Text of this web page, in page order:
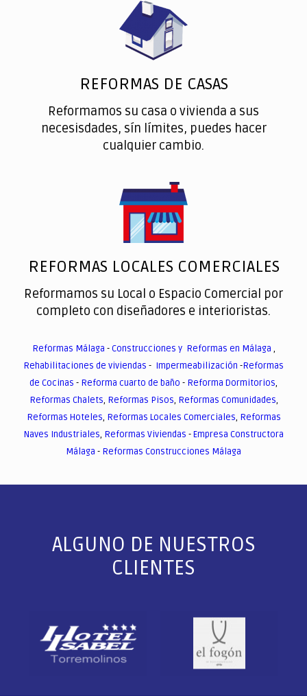
REFORMAS DE CASAS
Reformamos su casa o vivienda a sus
necesisdades, sín límites, puedes hacer
cualquier cambio.
REFORMAS LOCALES COMERCIALES
Reformamos su Local o Espacio Comercial por
completo con diseñadores e interioristas.
Reformas Málaga -Construcciones y Reformas en Málaga ,
Rehabilitaciones de viviendas - Impermeabilización -Reformas
de Cocinas - Reforma cuarto de baño - Reforma Dormitorios,
Reformas Chalets, Reformas Pisos, Reformas Comunidades,
Reformas Hoteles, Reformas Locales Comerciales, Reformas
Naves Industriales, Reformas Viviendas -Empresa Constructora
Málaga - Reformas Construcciones Málaga
ALGUNO DE NUESTROS
CLIENTES